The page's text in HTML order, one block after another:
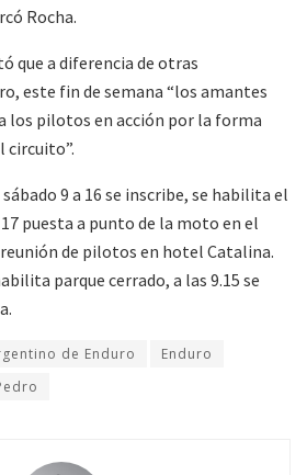
Rocha.
que a diferencia de otras
este fin de semana “los amantes
los pilotos en acción por la forma
circuito”.
9 a 16 se inscribe, se habilita el
puesta a punto de la moto en el
de pilotos en hotel Catalina.
parque cerrado, a las 9.15 se
de Enduro
Enduro